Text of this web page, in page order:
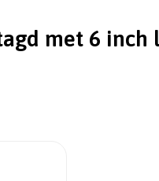
met 6 inch